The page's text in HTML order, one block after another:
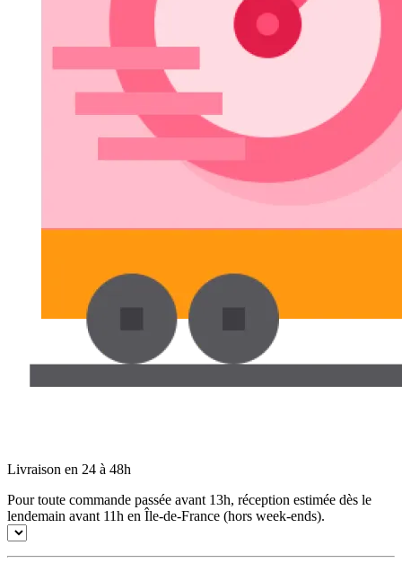
Livraison en 24 à 48h
Pour toute commande passée avant 13h, réception estimée dès le
lendemain avant 11h en Île-de-France (hors week-ends).